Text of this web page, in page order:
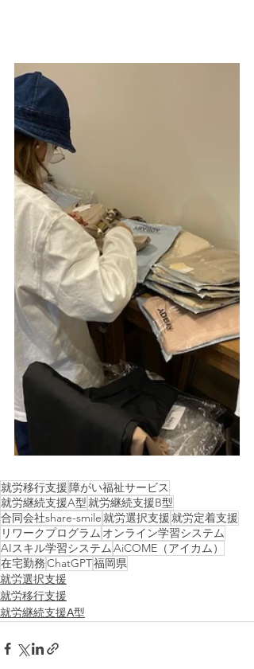
就労移行支援障がい福祉サービス
就労継続支援A型就労継続支援B型
合同会社share-smile就労選択支援就労定着支援
リワークプログラム オンライン学習システム
AIスキル学習システムAiCOME（アイカム）
在宅勤務ChatGPT福岡県
就労選択支援
就労移行支援
就労継続支援A型